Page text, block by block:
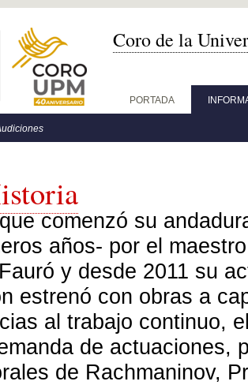
Coro de la
PORTADA
comenzó su
años- por el
y desde 2011 su
estrenó con obras a
al trabajo continuo,
de actuaciones,
de Rachmaninov,